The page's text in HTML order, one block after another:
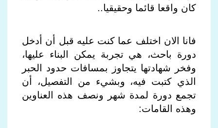
كان واقعا قائما وحقيقيا..
فانا الان اختلف عما كنت عليه قبل أن أدخل
دورة باحث، هي تجربة يمكن البناء عليها،
وفخر شهادتها يتجاوز بمسافات حدود الحبر
الذي كتبت فيه، وبشيء من التفصيل، أن
تجمع دورة لمدة شهر ونصف هذه العناوين
وهذه القامات: